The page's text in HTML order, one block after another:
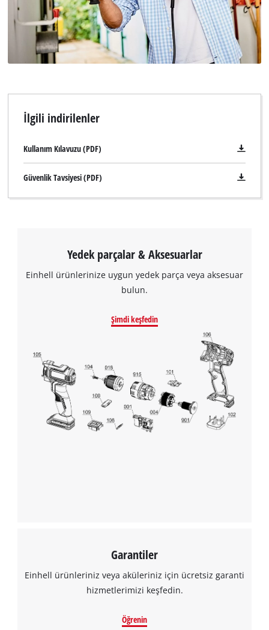
İlgili indirilenler
Kullanım Kılavuzu (PDF)
Güvenlik Tavsiyesi (PDF)
Yedek parçalar & Aksesuarlar
Einhell ürünlerinize uygun yedek parça veya aksesuar
bulun.
Şimdi keşfedin
Garantiler
Einhell ürünleriniz veya aküleriniz için ücretsiz garanti
hizmetlerimizi keşfedin.
Öğrenin